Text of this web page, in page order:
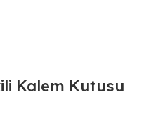
Kalem Kutusu